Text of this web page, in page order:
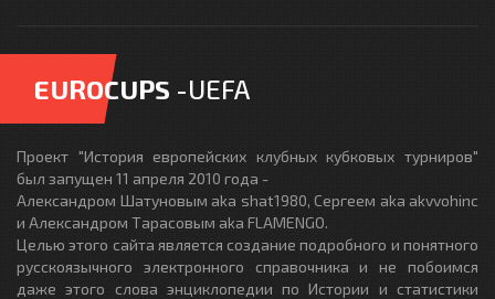
EUROCUPS -UEFA
Проект "История европейских клубных кубковых турниров"
был запущен 11 апреля 2010 года -
Александром Шатуновым aka shat1980, Сергеем aka akvvohinc
и Александром Тарасовым aka FLAMENGO.
Целью этого сайта является создание подробного и понятного
русскоязычного электронного справочника и не побоимся
даже этого слова энциклопедии по Истории и статистики